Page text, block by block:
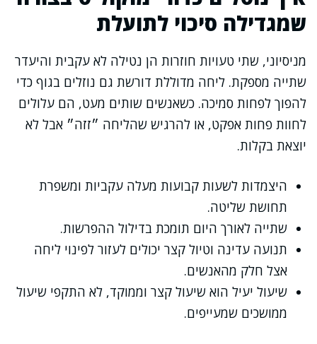
שמגדילה סיכוי לתועלת
מניסיוני, שתי טעויות חוזרות הן נטילה לא עקבית והיעדר
שתייה מספקת. ליחה מדוללת דורשת גם נוזלים בגוף כדי
להפוך לפחות סמיכה. כשאנשים שותים מעט, הם עלולים
לחוות פחות אפקט, או להרגיש שהליחה ״זזה״ אבל לא
יוצאת בקלות.
היצמדות לשעות קבועות מעלה עקביות ומשפרת
תחושת שליטה.
שתייה לאורך היום תומכת בדילול ההפרשות.
תנועה עדינה וטיול קצר יכולים לעזור לפינוי ליחה
אצל חלק מהאנשים.
שיעול יעיל הוא שיעול קצר וממוקד, לא התקפי שיעול
ממושכים שמעייפים.